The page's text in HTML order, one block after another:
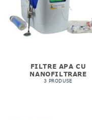
FILTRE APA CU
NANOFILTRARE
3 PRODUSE